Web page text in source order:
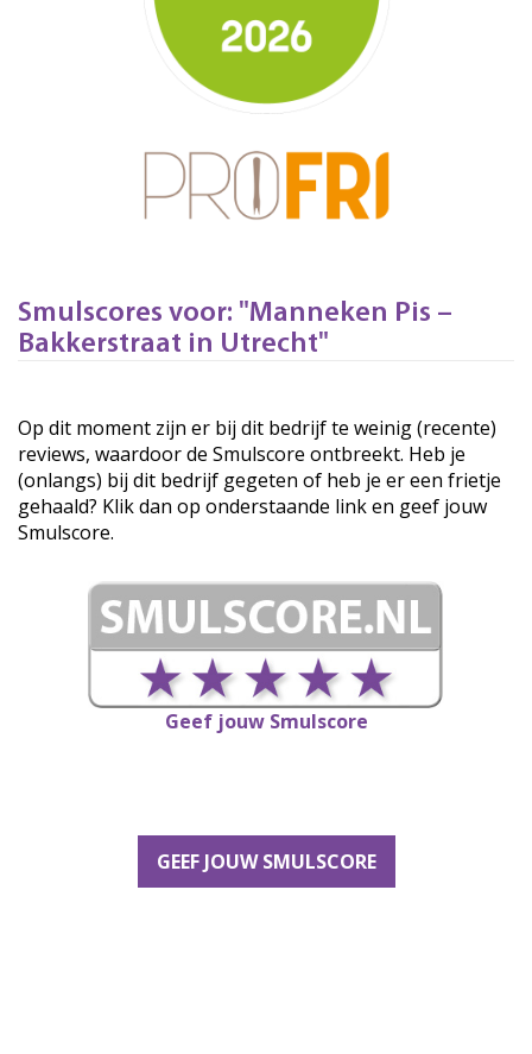
Smulscores voor: "Manneken Pis –
Bakkerstraat in Utrecht"
Op dit moment zijn er bij dit bedrijf te weinig (recente)
reviews, waardoor de Smulscore ontbreekt. Heb je
(onlangs) bij dit bedrijf gegeten of heb je er een frietje
gehaald? Klik dan op onderstaande link en geef jouw
Smulscore.
Geef jouw Smulscore
GEEF JOUW SMULSCORE